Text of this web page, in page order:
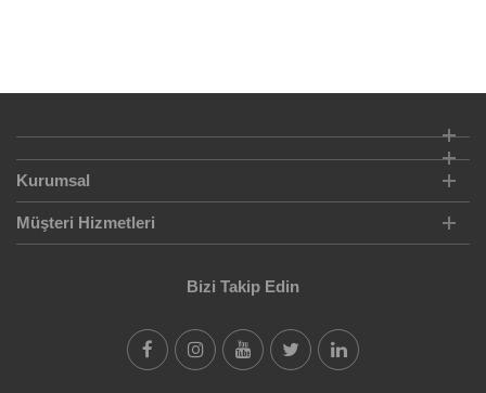
Kurumsal
Müşteri Hizmetleri
Bizi Takip Edin